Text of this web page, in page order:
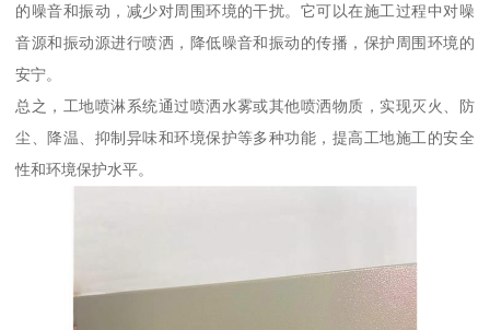
的噪音和振动，减少对周围环境的干扰。它可以在施工过程中对噪
音源和振动源进行喷洒，降低噪音和振动的传播，保护周围环境的
安宁。
总之，工地喷淋系统通过喷洒水雾或其他喷洒物质，实现灭火、防
尘、降温、抑制异味和环境保护等多种功能，提高工地施工的安全
性和环境保护水平。